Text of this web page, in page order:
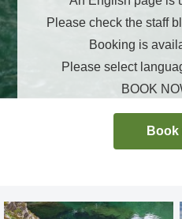
Please check the staff
Booking is
Please select
BOOK
Book